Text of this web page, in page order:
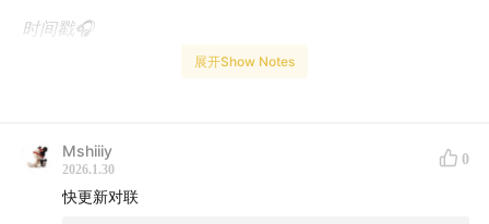
时间戳🎧
死死的！
展开Show Notes
Mshiiiy
2026.1.30
0
快更新对联